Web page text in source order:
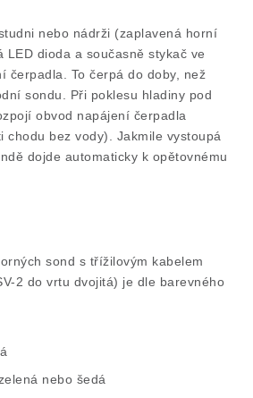
nebo nádrži (zaplavená horní
dioda a současně stykač ve
čerpadla. To čerpá do doby, než
sondu. Při poklesu hladiny pod
obvod napájení čerpadla
chodu bez vody). Jakmile vystoupá
dojde automaticky k opětovnému
sond s třížilovým kabelem
2 do vrtu dvojitá) je dle barevného
nebo šedá